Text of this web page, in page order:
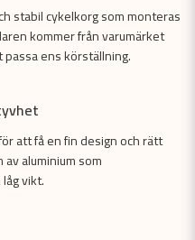
stabil cykelkorg som monteras
kommer från varumärket
ens körställning.
att få en fin design och rätt
aluminium som
vikt.